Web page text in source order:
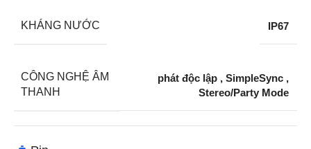
KHÁNG NƯỚC IP67
CÔNG NGHỆ ÂM
THANH
phát độc lập , SimpleSync ,
Stereo/Party Mode